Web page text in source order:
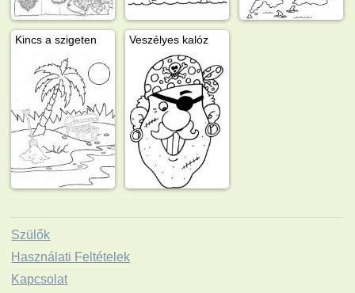
Kincs a szigeten Veszélyes kalóz
Szülők
Használati Feltételek
Kapcsolat